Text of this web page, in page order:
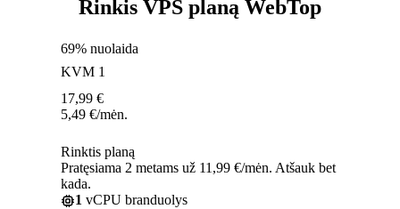
Rinkis VPS planą WebTop
69% nuolaida
KVM 1
17,99 €
5,49 €/mėn.
Rinktis planą
Pratęsiama 2 metams už 11,99 €/mėn. Atšauk bet
kada.
1 vCPU branduolys